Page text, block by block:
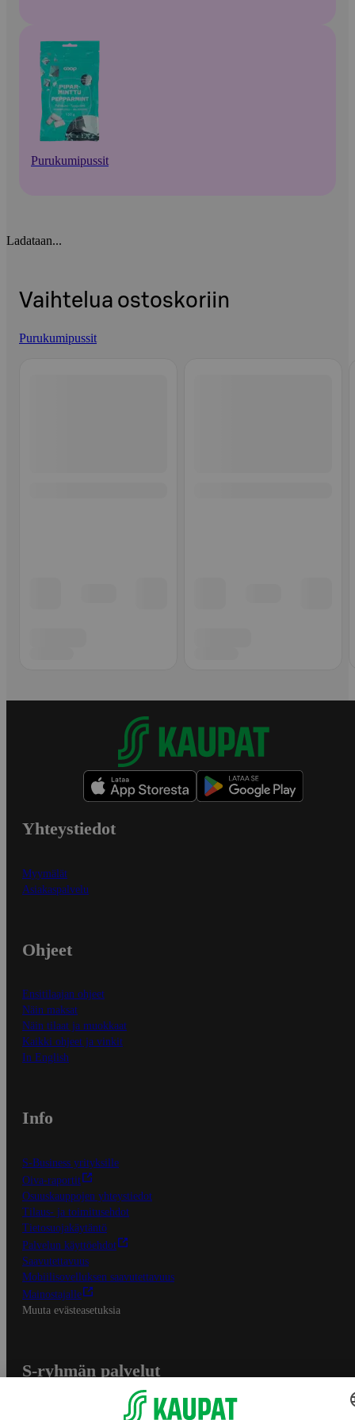
Purukumipussit
Ladataan...
Vaihtelua ostoskoriin
Purukumipussit
Yhteystiedot
Myymälät
Asiakaspalvelu
Ohjeet
Ensitilaajan ohjeet
Näin maksat
Näin tilaat ja muokkaat
Kaikki ohjeet ja vinkit
In English
Info
S-Business yrityksille
Oiva-raportit
Osuuskauppojen yhteystiedot
Tilaus- ja toimitusehdot
Tietosuojakäytäntö
Palvelun käyttöehdot
Saavutettavuus
Mobiilisovelluksen saavutettavuus
Mainostajalle
Muuta evästeasetuksia
S-ryhmän palvelut